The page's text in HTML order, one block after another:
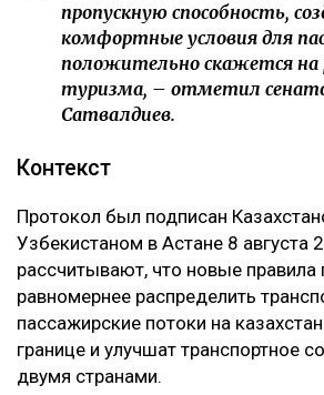
пропускную способность,
комфортные условия для
положительно скажется на
туризма, – отметил
Сатвалдиев.
Контекст
Протокол был подписан
Узбекистаном в Астане 8 августа
рассчитывают, что новые правила
равномернее распределить
пассажирские потоки на
границе и улучшат транспортное
двумя странами.